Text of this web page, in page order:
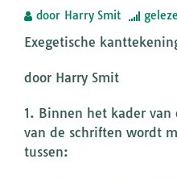
door Harry Smit
Exegetische
door Harry Smit
1. Binnen het kader
van de schriften wordt
tussen: